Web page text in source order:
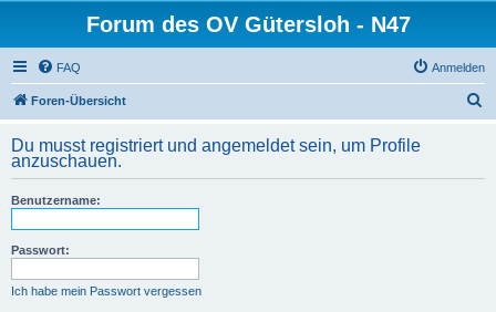
Forum des OV Gütersloh - N47
FAQ Anmelden
Foren-Übersicht
h
Du musst registriert und angemeldet sein, um Profile
anzuschauen.
Benutzername:
Passwort:
Ich habe mein Passwort vergessen